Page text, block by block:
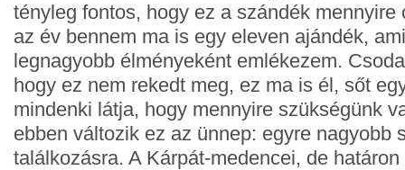
tényleg fontos, hogy ez a szándék mennyire
az év bennem ma is egy eleven ajándék,
legnagyobb élményeként emlékezem.
hogy ez nem rekedt meg, ez ma is él, sőt
mindenki látja, hogy mennyire szükségünk
ebben változik ez az ünnep: egyre nagyobb
találkozásra. A Kárpát-medencei, de határon